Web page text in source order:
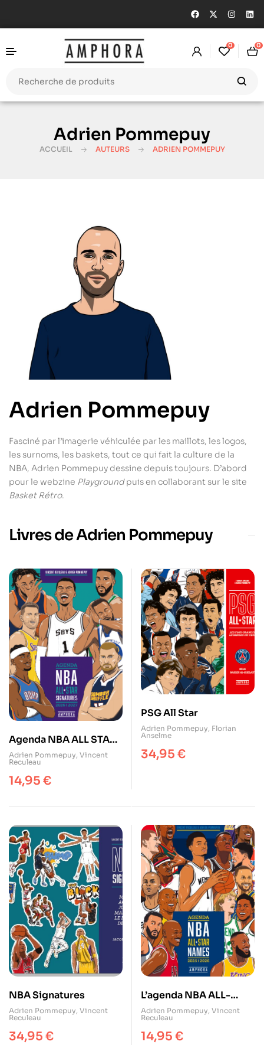
0 0
Adrien Pommepuy
ACCUEIL AUTEURS ADRIEN POMMEPUY
Adrien Pommepuy
Fasciné par l’imagerie véhiculée par les maillots, les logos,
les surnoms, les baskets, tout ce qui fait la culture de la
NBA, Adrien Pommepuy dessine depuis toujours. D’abord
pour le webzine Playgroundpuis en collaborant sur le site
Basket Rétro.
Livres de Adrien Pommepuy
Agenda NBA ALL STAR
SIGNATURES 2026-
2027
Adrien Pommepuy, Vincent
Reculeau
14,95 €
PSG All Star
Adrien Pommepuy, Florian
Anselme
34,95 €
NBA Signatures
Adrien Pommepuy, Vincent
Reculeau
34,95 €
L’agenda NBA ALL-
STAR NAMES 2025-
2026
Adrien Pommepuy, Vincent
Reculeau
14,95 €